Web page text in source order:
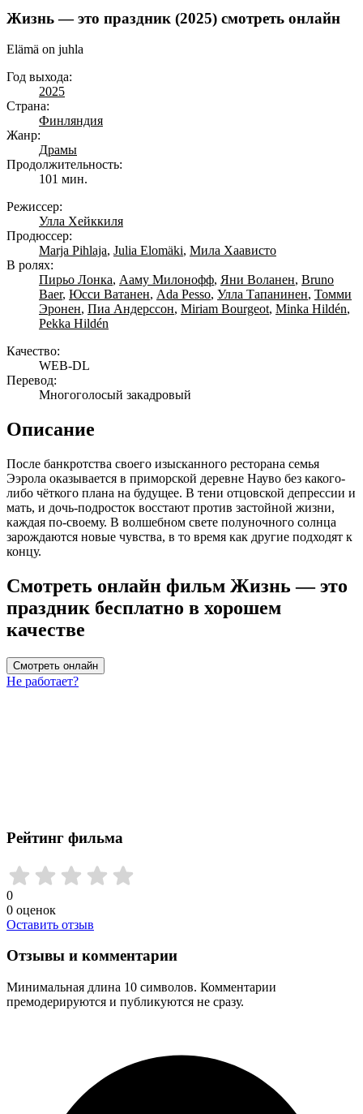
Жизнь — это праздник (2025) смотреть онлайн
Elämä on juhla
Год выхода:
2025
Страна:
Финляндия
Жанр:
Драмы
Продолжительность:
101 мин.
Режиссер:
Улла Хейккиля
Продюссер:
Marja Pihlaja, Julia Elomäki, Мила Хаависто
В ролях:
Пирьо Лонка, Ааму Милонофф, Яни Воланен, Bruno
Baer, Юсси Ватанен, Ada Pesso, Улла Тапанинен, Томми
Эронен, Пиа Андерссон, Miriam Bourgeot, Minka Hildén,
Pekka Hildén
Качество:
WEB-DL
Перевод:
Многоголосый закадровый
Описание
После банкротства своего изысканного ресторана семья
Ээрола оказывается в приморской деревне Науво без какого-
либо чёткого плана на будущее. В тени отцовской депрессии и
мать, и дочь-подросток восстают против застойной жизни,
каждая по-своему. В волшебном свете полуночного солнца
зарождаются новые чувства, в то время как другие подходят к
концу.
Смотреть онлайн фильм Жизнь — это
праздник бесплатно в хорошем
качестве
Смотреть онлайн
Не работает?
Рейтинг фильма
0
0 оценок
Оставить отзыв
Отзывы и комментарии
Минимальная длина 10 символов. Комментарии
премодерируются и публикуются не сразу.